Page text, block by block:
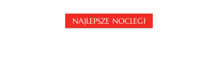
NAJLEPSZE NOCLEGI